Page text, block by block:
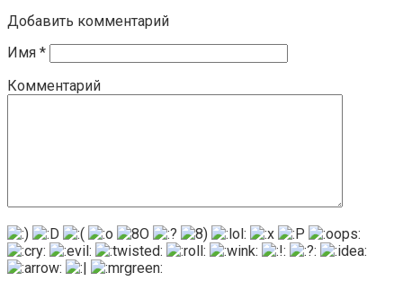
Добавить комментарий
Имя *
Комментарий